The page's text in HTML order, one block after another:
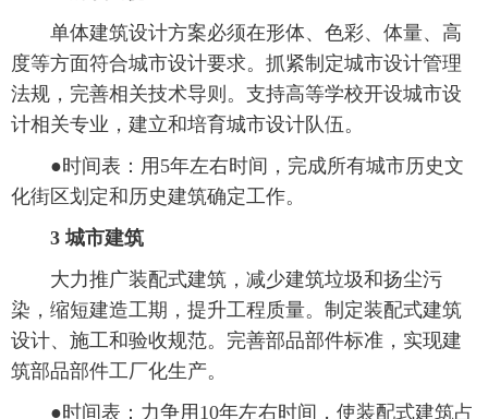
单体建筑设计方案必须在形体、色彩、体量、高
度等方面符合城市设计要求。抓紧制定城市设计管理
法规，完善相关技术导则。支持高等学校开设城市设
计相关专业，建立和培育城市设计队伍。
●时间表：用5年左右时间，完成所有城市历史文
化街区划定和历史建筑确定工作。
3 城市建筑
大力推广装配式建筑，减少建筑垃圾和扬尘污
染，缩短建造工期，提升工程质量。制定装配式建筑
设计、施工和验收规范。完善部品部件标准，实现建
筑部品部件工厂化生产。
●时间表：力争用10年左右时间，使装配式建筑占